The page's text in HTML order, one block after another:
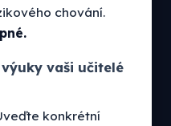
chování.
vaši učitelé
konkrétní